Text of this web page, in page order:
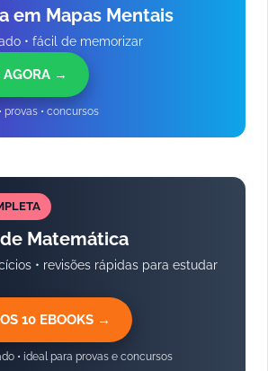
em Mapas Mentais
• fácil de memorizar
AGORA →
provas • concursos
Matemática
• revisões rápidas para estudar
10 EBOOKS →
• ideal para provas e concursos